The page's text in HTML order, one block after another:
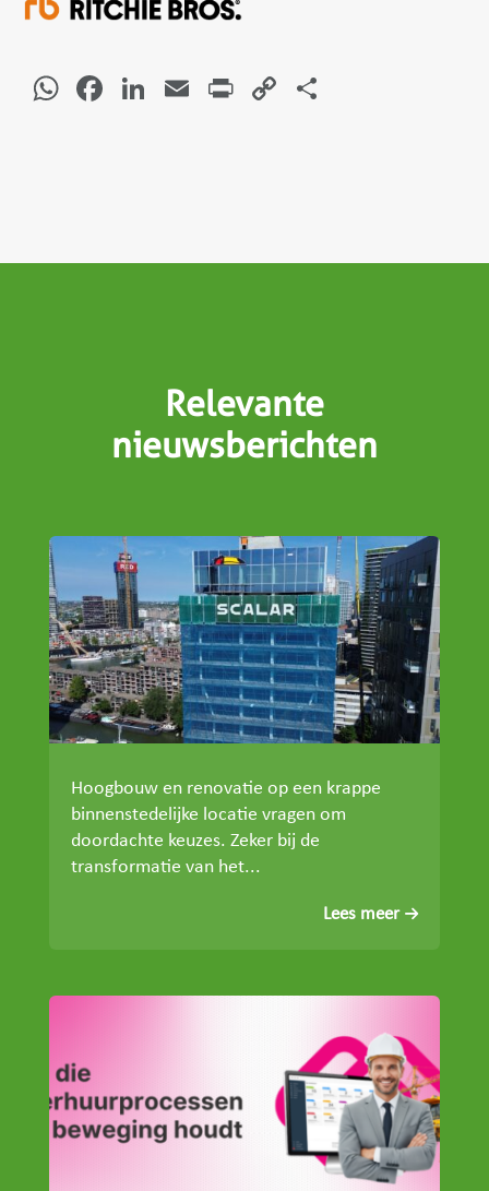
WhatsApp
Facebook
LinkedIn
EmailPrintCopy
Relevante
nieuwsberichten
Hoogbouw en renovatie op een krappe
binnenstedelijke locatie vragen om
doordachte keuzes. Zeker bij de
transformatie van het...
Lees meer